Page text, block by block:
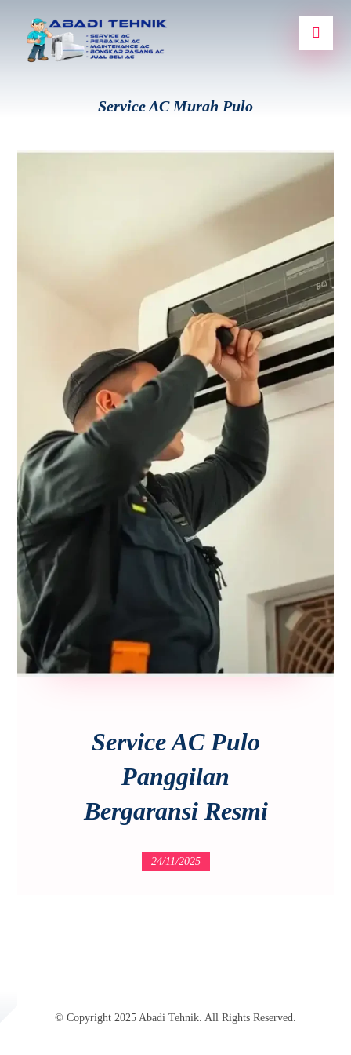
Service AC Murah Pulo
Service AC Pulo
Panggilan
Bergaransi Resmi
24/11/2025
© Copyright 2025 Abadi Tehnik. All Rights Reserved.